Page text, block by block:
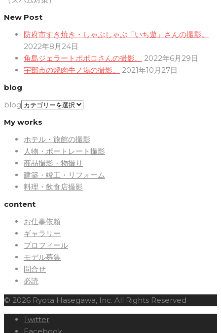
New Post
防府市すき焼き・しゃぶしゃぶ「いち遊」さんの撮影。
2022年8月24日
角島ジェラートポポロさんの撮影。
2022年6月29日
宇部市の焼肉牛ノ場の撮影。
2021年10月27日
blog
blog
My works
ホテル・旅館の撮影
人物・ポートレート撮影
商品撮影・物撮り
建築・竣工・リフォーム
料理・飲食店撮影
content
お仕事依頼
ギャラリー
プロフィール
モデル募集
問合せ
必読
© 2026 Ryota Hasegawa, Inc. All Rights Reserved
Twitter
Facebook